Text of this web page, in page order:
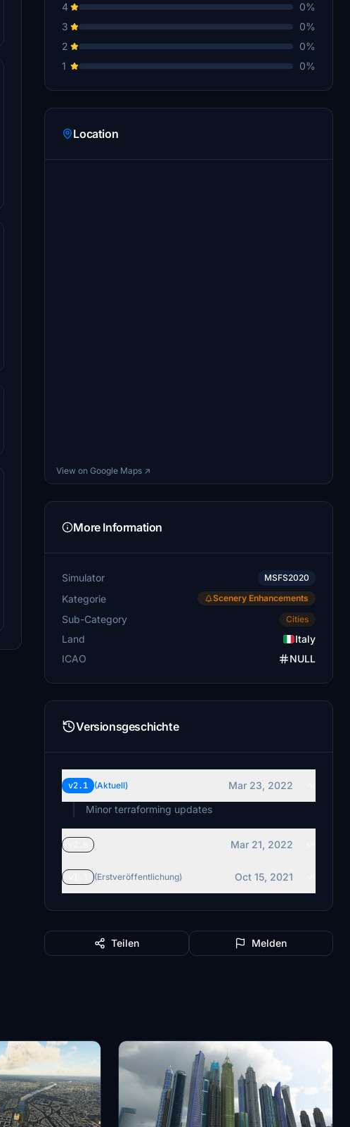
4
0%
3
0%
2
0%
1
0%
Location
View on Google Maps ↗
More Information
Simulator MSFS2020
Kategorie Scenery Enhancements
Sub-Category Cities
Land
Italy
ICAO
NULL
Versionsgeschichte
v2.1 (Aktuell)
Mar 23, 2022
Minor terraforming updates
Mar 21, 2022
(Erstveröffentlichung) Oct 15, 2021
Teilen Melden